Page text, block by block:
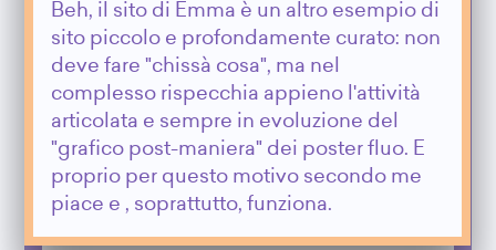
Beh, il sito di Emma è un altro esempio di
sito piccolo e profondamente curato: non
deve fare "chissà cosa", ma nel
complesso rispecchia appieno l'attività
articolata e sempre in evoluzione del
"grafico post-maniera" dei poster fluo. E
proprio per questo motivo secondo me
piace e , soprattutto, funziona.